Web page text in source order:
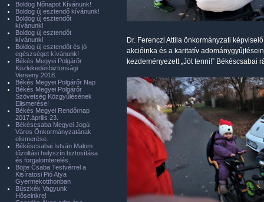
Dr. Ferenczi Attila önkormányzati
akcióinka és a karitatív
kezdeményezett „Jót tenni!”
Boldog Nőnapot Kívánunk!
Boldog új esztendő kívánunk!
Boldog új esztendőt
kívánunk!
Boldog új esztendőt
kívánunk!
Boldog új esztendőt és jó
egészséget kívánunk!
Békés Megyei Polgárőr
Közlekedésbiztonsági
Verseny 2018.
Békés Megyei Polgárőr Nap
Békés Megyei Polgárőr
Szövetség Közgyűlésének
Elismerése!
Békés Megyei Rendőrnap
2017.április 23.
Békéscsaba Megyei Jogú
Város Önkormányzatának
elismerése.
Békéscsabai István Malom
tűzoltási helyszín biztosítása
és forgalomterelés.
Böjte Csaba Testvérrel a
Kisíratosi Pió Atya
Gyermekotthonban
Büszkék Vagyunk
Hőseinkre!